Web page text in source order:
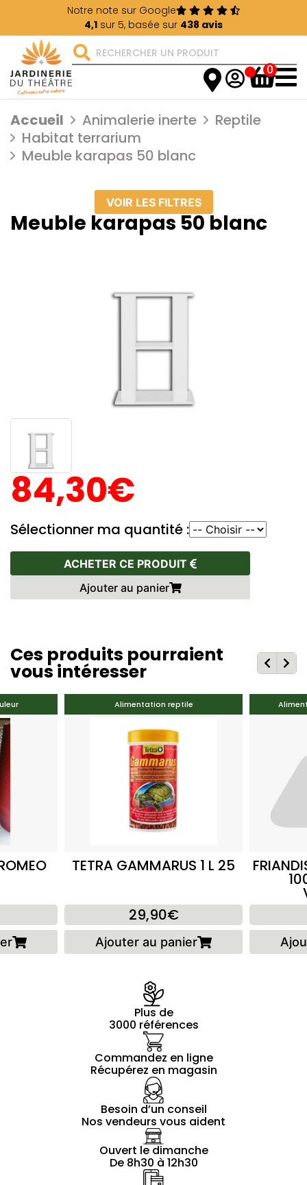
Notre note sur Google
4,1 sur 5, basée sur 438 avis
0
Accueil Animalerie inerte
Reptile
Habitat terrarium
Meuble karapas 50 blanc
VOIR LES FILTRES
Meuble karapas 50 blanc
84,30€
Sélectionner ma quantité :
ACHETER CE PRODUIT
Ajouter au panier
Ces produits pourraient
vous intéresser
Alimentation reptile
TETRA GAMMARUS 1 L 25
29,90€
Ajouter au panier
Plus de
3000 références
Commandez en ligne
Récupérez en magasin
Besoin d’un conseil
Nos vendeurs vous aident
Ouvert le dimanche
De 8h30 à 12h30